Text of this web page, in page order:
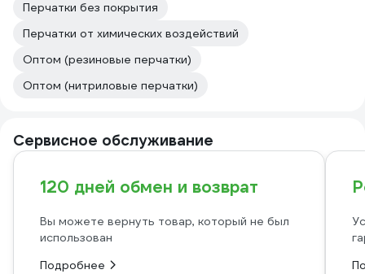
Перчатки без покрытия
Перчатки от химических воздействий
Оптом (резиновые перчатки)
Оптом (нитриловые перчатки)
Сервисное обслуживание
120 дней обмен и возврат
Вы можете вернуть товар, который не был
использован
Подробнее